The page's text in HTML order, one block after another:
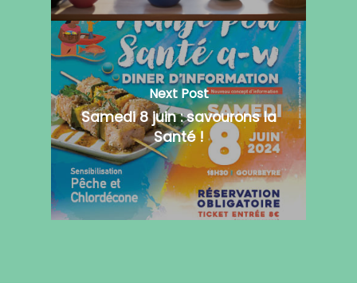
Next Post
Samedi 8 juin : savourons la
Santé !